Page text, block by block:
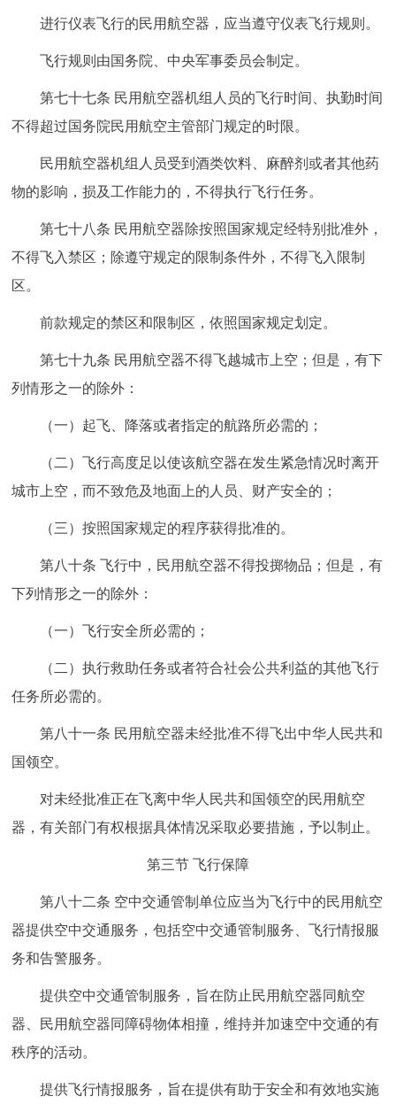
进行仪表飞行的民用航空器，应当遵守仪表飞行规则。
飞行规则由国务院、中央军事委员会制定。
第七十七条 民用航空器机组人员的飞行时间、执勤时间
不得超过国务院民用航空主管部门规定的时限。
民用航空器机组人员受到酒类饮料、麻醉剂或者其他药
物的影响，损及工作能力的，不得执行飞行任务。
第七十八条 民用航空器除按照国家规定经特别批准外，
不得飞入禁区；除遵守规定的限制条件外，不得飞入限制
区。
前款规定的禁区和限制区，依照国家规定划定。
第七十九条 民用航空器不得飞越城市上空；但是，有下
列情形之一的除外：
（一）起飞、降落或者指定的航路所必需的；
（二）飞行高度足以使该航空器在发生紧急情况时离开
城市上空，而不致危及地面上的人员、财产安全的；
（三）按照国家规定的程序获得批准的。
第八十条 飞行中，民用航空器不得投掷物品；但是，有
下列情形之一的除外：
（一）飞行安全所必需的；
（二）执行救助任务或者符合社会公共利益的其他飞行
任务所必需的。
第八十一条 民用航空器未经批准不得飞出中华人民共和
国领空。
对未经批准正在飞离中华人民共和国领空的民用航空
器，有关部门有权根据具体情况采取必要措施，予以制止。
第三节 飞行保障
第八十二条 空中交通管制单位应当为飞行中的民用航空
器提供空中交通服务，包括空中交通管制服务、飞行情报服
务和告警服务。
提供空中交通管制服务，旨在防止民用航空器同航空
器、民用航空器同障碍物体相撞，维持并加速空中交通的有
秩序的活动。
提供飞行情报服务，旨在提供有助于安全和有效地实施